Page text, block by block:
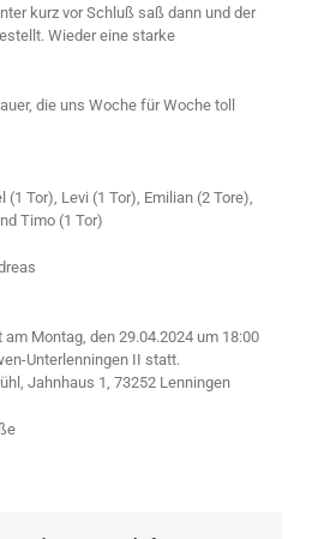
kurz vor Schluß saß dann und der
Wieder eine starke
die uns Woche für Woche toll
(1 Tor), Levi (1 Tor), Emilian (2 Tore),
Timo (1 Tor)
Montag, den 29.04.2024 um 18:00
Unterlenningen II statt.
Jahnhaus 1, 73252 Lenningen